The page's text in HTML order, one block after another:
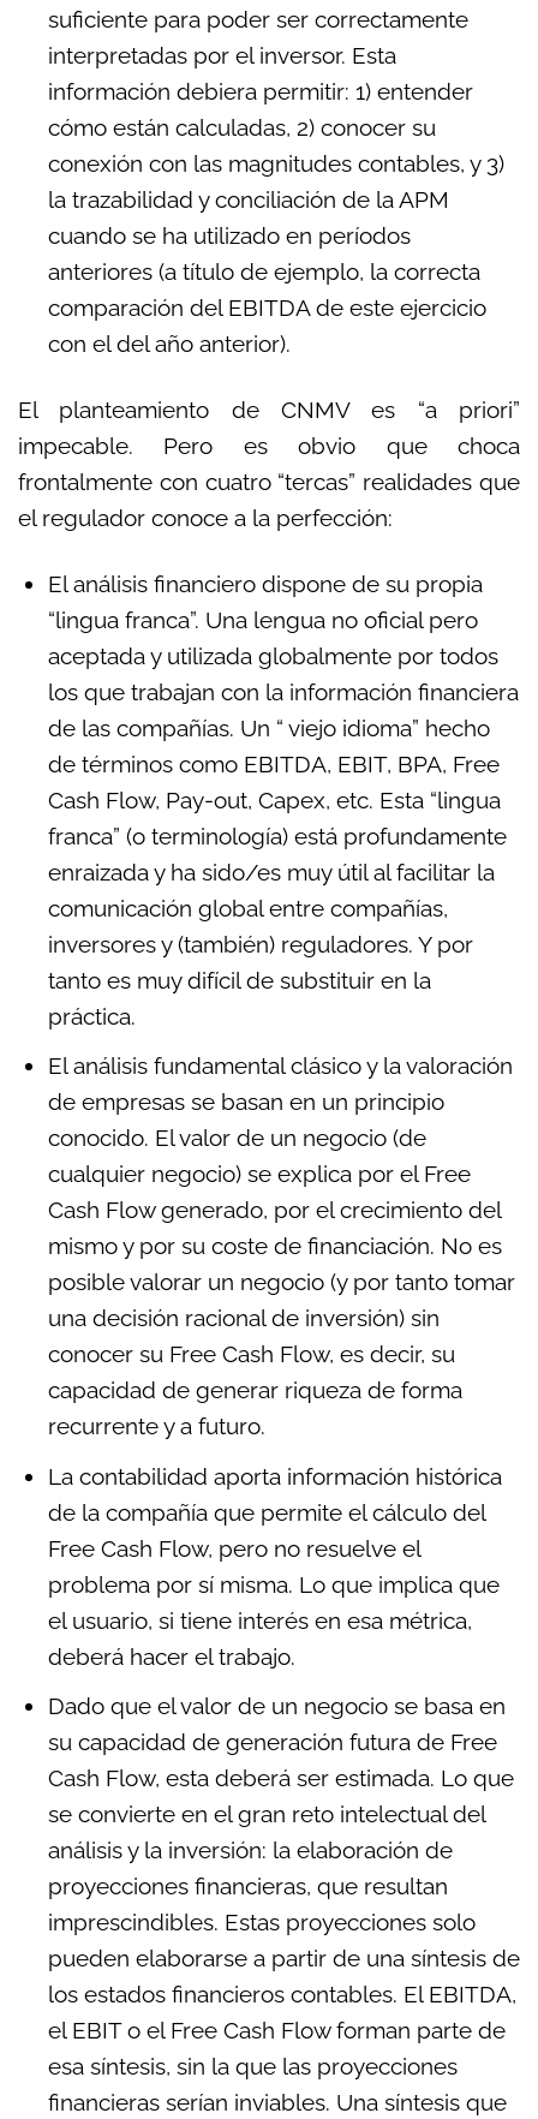
suficiente para poder ser correctamente
interpretadas por el inversor. Esta
información debiera permitir: 1) entender
cómo están calculadas, 2) conocer su
conexión con las magnitudes contables, y 3)
la trazabilidad y conciliación de la APM
cuando se ha utilizado en períodos
anteriores (a título de ejemplo, la correcta
comparación del EBITDA de este ejercicio
con el del año anterior).
El planteamiento de CNMV es “a priori”
impecable. Pero es obvio que choca
frontalmente con cuatro “tercas” realidades que
el regulador conoce a la perfección:
El análisis financiero dispone de su propia
“lingua franca”. Una lengua no oficial pero
aceptada y utilizada globalmente por todos
los que trabajan con la información financiera
de las compañías. Un “ viejo idioma” hecho
de términos como EBITDA, EBIT, BPA, Free
Cash Flow, Pay-out, Capex, etc. Esta “lingua
franca” (o terminología) está profundamente
enraizada y ha sido/es muy útil al facilitar la
comunicación global entre compañías,
inversores y (también) reguladores. Y por
tanto es muy difícil de substituir en la
práctica.
El análisis fundamental clásico y la valoración
de empresas se basan en un principio
conocido. El valor de un negocio (de
cualquier negocio) se explica por el Free
Cash Flow generado, por el crecimiento del
mismo y por su coste de financiación. No es
posible valorar un negocio (y por tanto tomar
una decisión racional de inversión) sin
conocer su Free Cash Flow, es decir, su
capacidad de generar riqueza de forma
recurrente y a futuro.
La contabilidad aporta información histórica
de la compañía que permite el cálculo del
Free Cash Flow, pero no resuelve el
problema por sí misma. Lo que implica que
el usuario, si tiene interés en esa métrica,
deberá hacer el trabajo.
Dado que el valor de un negocio se basa en
su capacidad de generación futura de Free
Cash Flow, esta deberá ser estimada. Lo que
se convierte en el gran reto intelectual del
análisis y la inversión: la elaboración de
proyecciones financieras, que resultan
imprescindibles. Estas proyecciones solo
pueden elaborarse a partir de una síntesis de
los estados financieros contables. El EBITDA,
el EBIT o el Free Cash Flow forman parte de
esa síntesis, sin la que las proyecciones
financieras serían inviables. Una síntesis que